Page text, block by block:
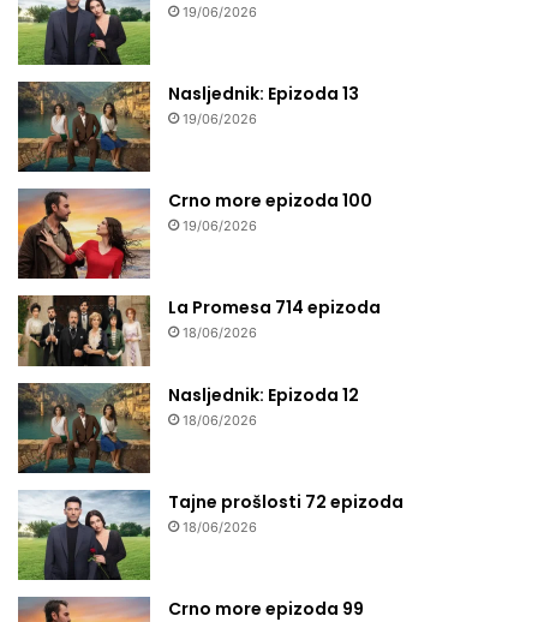
19/06/2026
Nasljednik: Epizoda 13
19/06/2026
Crno more epizoda 100
19/06/2026
La Promesa 714 epizoda
18/06/2026
Nasljednik: Epizoda 12
18/06/2026
Tajne prošlosti 72 epizoda
18/06/2026
Crno more epizoda 99